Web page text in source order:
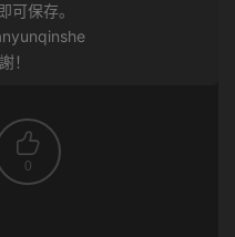
可保存。
！
0